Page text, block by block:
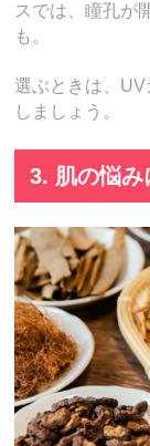
スでは、瞳孔が
も。
選ぶときは、
しましょう。
3. 肌の悩み